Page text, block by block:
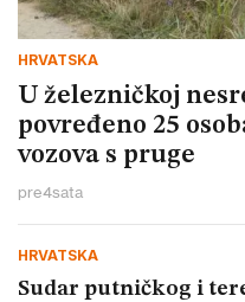
HRVATSKA
U železničkoj
povređeno 25
vozova s pruge
pre4sata
HRVATSKA
Sudar putničkog i